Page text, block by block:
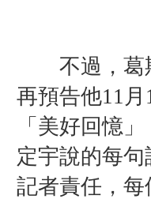
不過，葛
再預告他11
「美好回憶
定宇說的每
記者責任，